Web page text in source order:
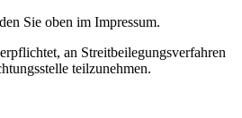
Sie oben im Impressum.
an Streitbeilegungsverfahren
teilzunehmen.